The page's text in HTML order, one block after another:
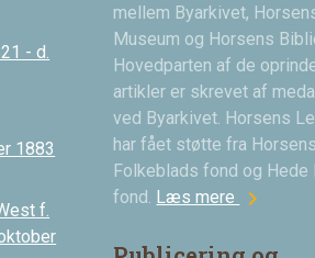
- d.
1883
f.
mellem Byarkivet,
Museum og Horsens
Hovedparten af de
artikler er skrevet af
ved Byarkivet. Horsens
har fået støtte fra Horsens
Folkeblads fond og Hede
fond. Læs mere chevron_right